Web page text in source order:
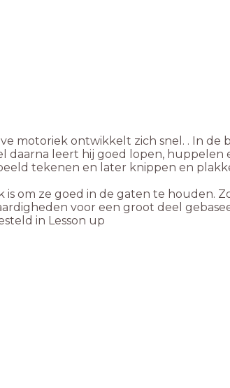
motoriek ontwikkelt zich snel. . In de
daarna leert hij goed lopen, huppelen
tekenen en later knippen en
om ze goed in de gaten te houden.
voor een groot deel
in Lesson up